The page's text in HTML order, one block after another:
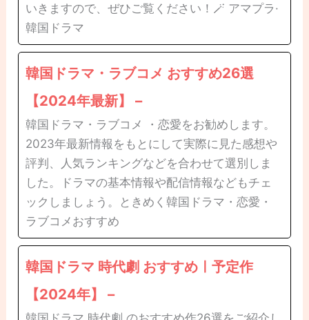
いきますので、ぜひご覧ください！🪄 アマプラ·
韓国ドラマ
韓国ドラマ・ラブコメ おすすめ26選
【2024年最新】 –
韓国ドラマ・ラブコメ ・恋愛をお勧めします。
2023年最新情報をもとにして実際に見た感想や
評判、人気ランキングなどを合わせて選別しま
した。ドラマの基本情報や配信情報などもチェ
ックしましょう。ときめく韓国ドラマ・恋愛・
ラブコメおすすめ
韓国ドラマ 時代劇 おすすめㅣ予定作
【2024年】 –